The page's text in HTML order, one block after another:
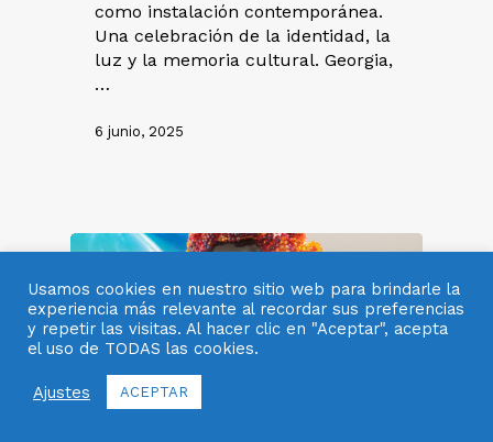
como instalación contemporánea.
Una celebración de la identidad, la
luz y la memoria cultural. Georgia,
…
6 junio, 2025
Usamos cookies en nuestro sitio web para brindarle la
experiencia más relevante al recordar sus preferencias
y repetir las visitas. Al hacer clic en "Aceptar", acepta
el uso de TODAS las cookies.
Ajustes ACEPTAR